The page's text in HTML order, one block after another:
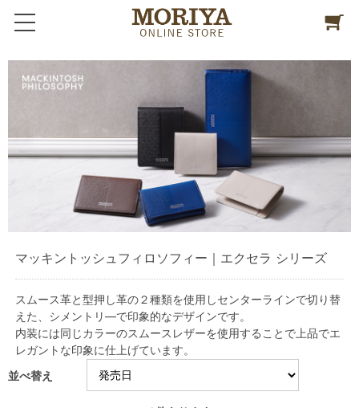
マッキントッシュフィロソフィー｜エクセラ シリーズ
スムース革と型押し革の２種類を使用しセンターラインで切り替
えた、シメントリ―で印象的なデザインです。
内装には同じカラーのスムースレザーを使用することで上品でエ
レガントな印象に仕上げています。
並べ替え